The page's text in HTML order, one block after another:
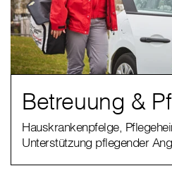
Betreuung &
Hauskrankenpfelge,
Unterstützung pflegender